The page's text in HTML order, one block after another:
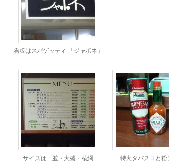
看板はスパゲッティ 「ジャポネ」
サイズは 並・大盛・横綱 特大タバスコと粉